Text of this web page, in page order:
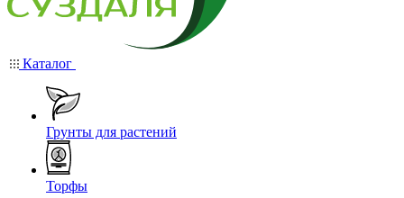
Каталог
Грунты для растений
Торфы